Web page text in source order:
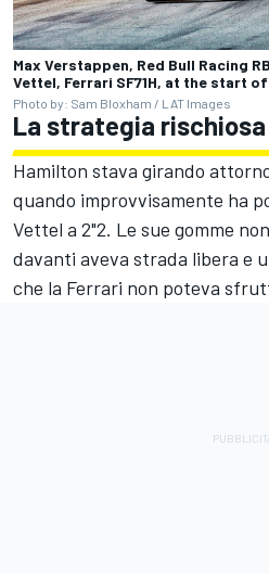
Max Verstappen, Red Bull Racing
Vettel, Ferrari SF71H, at the start
Photo by: Sam Bloxham / LAT Images
La strategia
Hamilton stava girando
quando improvvisamente ha
Vettel a 2"2. Le sue gomme
davanti aveva strada libera e
che la Ferrari non poteva